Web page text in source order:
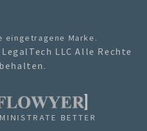
eingetragene Marke.
LLC Alle Rechte
BETTER